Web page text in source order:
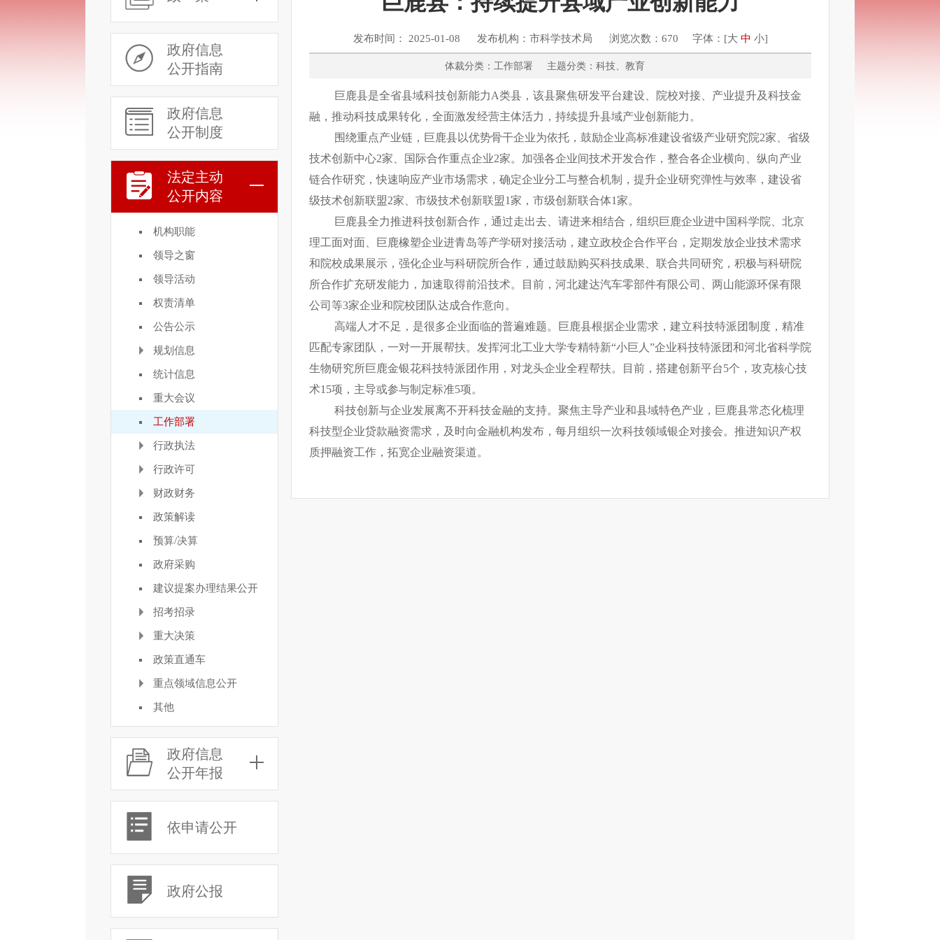
政府信息
公开指南
政府信息
公开制度
法定主动
公开内容
机构职能
领导之窗
领导活动
权责清单
公告公示
规划信息
统计信息
重大会议
工作部署
行政执法
行政许可
财政财务
政策解读
预算/决算
政府采购
建议提案办理结果公开
招考招录
重大决策
政策直通车
重点领域信息公开
其他
政府信息
公开年报
依申请公开
政府公报
发布时间： 2025-01-08 发布机构：市科学技术局 浏览次数：670 字体：[大 中 小]
体裁分类：工作部署 主题分类：科技、教育
巨鹿县是全省县域科技创新能力A类县，该县聚焦研发平台建设、院校对接、产业提升及科技金
融，推动科技成果转化，全面激发经营主体活力，持续提升县域产业创新能力。
围绕重点产业链，巨鹿县以优势骨干企业为依托，鼓励企业高标准建设省级产业研究院2家、省级
技术创新中心2家、国际合作重点企业2家。加强各企业间技术开发合作，整合各企业横向、纵向产业
链合作研究，快速响应产业市场需求，确定企业分工与整合机制，提升企业研究弹性与效率，建设省
级技术创新联盟2家、市级技术创新联盟1家，市级创新联合体1家。
巨鹿县全力推进科技创新合作，通过走出去、请进来相结合，组织巨鹿企业进中国科学院、北京
理工面对面、巨鹿橡塑企业进青岛等产学研对接活动，建立政校企合作平台，定期发放企业技术需求
和院校成果展示，强化企业与科研院所合作，通过鼓励购买科技成果、联合共同研究，积极与科研院
所合作扩充研发能力，加速取得前沿技术。目前，河北建达汽车零部件有限公司、两山能源环保有限
公司等3家企业和院校团队达成合作意向。
高端人才不足，是很多企业面临的普遍难题。巨鹿县根据企业需求，建立科技特派团制度，精准
匹配专家团队，一对一开展帮扶。发挥河北工业大学专精特新“小巨人”企业科技特派团和河北省科学院
生物研究所巨鹿金银花科技特派团作用，对龙头企业全程帮扶。目前，搭建创新平台5个，攻克核心技
术15项，主导或参与制定标准5项。
科技创新与企业发展离不开科技金融的支持。聚焦主导产业和县域特色产业，巨鹿县常态化梳理
科技型企业贷款融资需求，及时向金融机构发布，每月组织一次科技领域银企对接会。推进知识产权
质押融资工作，拓宽企业融资渠道。